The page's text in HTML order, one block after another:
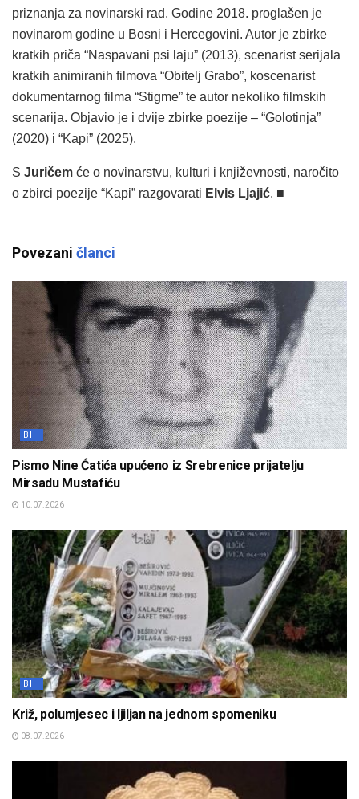
priznanja za novinarski rad. Godine 2018. proglašen je
novinarom godine u Bosni i Hercegovini. Autor je zbirke
kratkih priča “Naspavani psi laju” (2013), scenarist serijala
kratkih animiranih filmova “Obitelj Grabo”, koscenarist
dokumentarnog filma “Stigme” te autor nekoliko filmskih
scenarija. Objavio je i dvije zbirke poezije – “Golotinja”
(2020) i “Kapi” (2025).
S Juričem će o novinarstvu, kulturi i književnosti, naročito
o zbirci poezije “Kapi” razgovarati Elvis Ljajić. ■
Povezani članci
BIH
Pismo Nine Ćatića upućeno iz Srebrenice prijatelju
Mirsadu Mustafiću
10.07.2026
BIH
Križ, polumjesec i ljiljan na jednom spomeniku
08.07.2026